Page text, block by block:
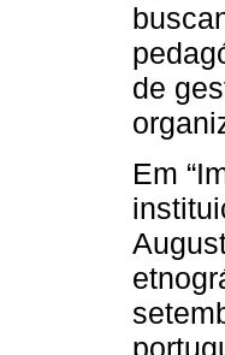
de
Em